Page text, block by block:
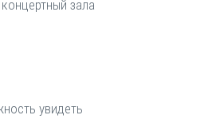
зала
увидеть